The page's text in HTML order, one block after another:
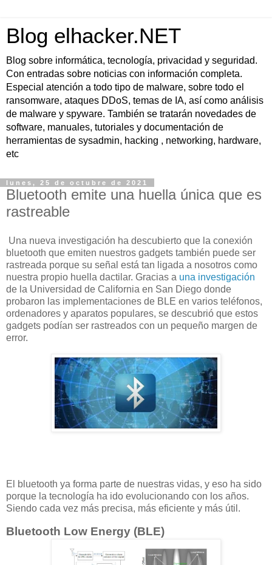
Blog elhacker.NET
Blog sobre informática, tecnología, privacidad y seguridad.
Con entradas sobre noticias con información completa.
Especial atención a todo tipo de malware, sobre todo el
ransomware, ataques DDoS, temas de IA, así como análisis
de malware y spyware. También se tratarán novedades de
software, manuales, tutoriales y documentación de
herramientas de sysadmin, hacking , networking, hardware,
etc
lunes, 25 de octubre de 2021
Bluetooth emite una huella única que es
rastreable
Una nueva investigación ha descubierto que la conexión
bluetooth que emiten nuestros gadgets también puede ser
rastreada porque su señal está tan ligada a nosotros como
nuestra propio huella dactilar. Gracias a una investigación
de la Universidad de California en San Diego donde
probaron las implementaciones de BLE en varios teléfonos,
ordenadores y aparatos populares, se descubrió que estos
gadgets podían ser rastreados con un pequeño margen de
error.
El bluetooth ya forma parte de nuestras vidas, y eso ha sido
porque la tecnología ha ido evolucionando con los años.
Siendo cada vez más precisa, más eficiente y más útil.
Bluetooth Low Energy (BLE)